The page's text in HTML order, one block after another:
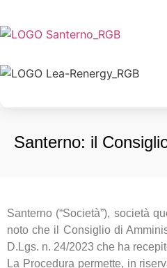
Santerno: il
Santerno (“Società”), società
noto che il Consiglio di
D.Lgs. n. 24/2023 che ha
La Procedura permette, in